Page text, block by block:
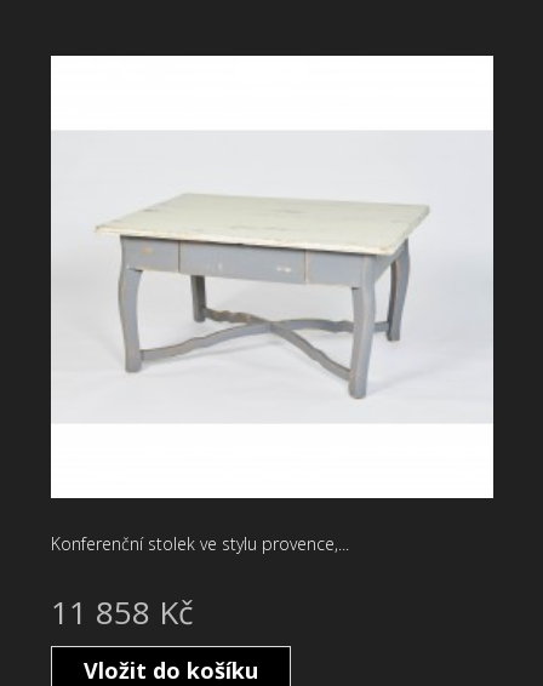
Konferenční stolek ve stylu provence,...
11 858 Kč
Vložit do košíku